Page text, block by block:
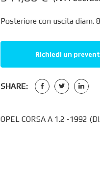
Posteriore con uscita diam.
Richiedi un
SHARE:
OPEL CORSA A 1.2 -1992